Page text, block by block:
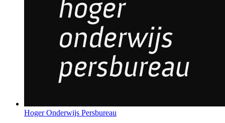
Hoger Onderwijs Persbureau